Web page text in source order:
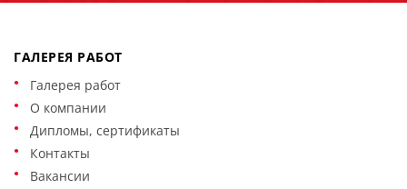
ГАЛЕРЕЯ РАБОТ
Галерея работ
О компании
Дипломы, сертификаты
Контакты
Вакансии